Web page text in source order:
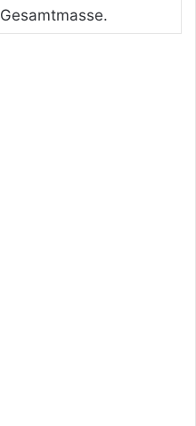
Gesamtmasse.